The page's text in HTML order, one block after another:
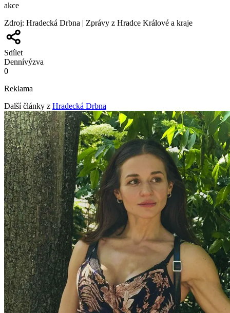
akce
Zdroj: Hradecká Drbna | Zprávy z Hradce Králové a kraje
Sdílet
Dennívýzva
0
Reklama
Další články z Hradecká Drbna